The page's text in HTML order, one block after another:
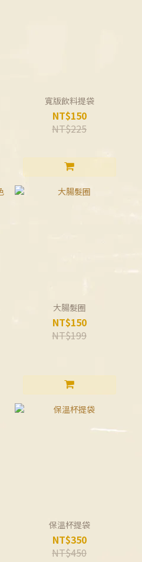
寬版飲料提袋
NT$150
NT$225
大腸髮圈
NT$150
NT$199
保溫杯提袋
NT$350
NT$450